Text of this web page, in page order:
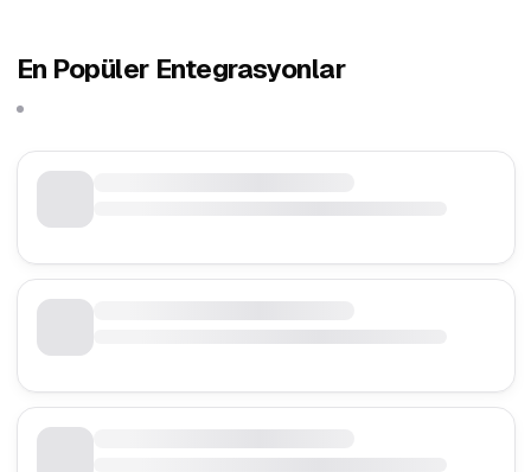
En Popüler Entegrasyonlar